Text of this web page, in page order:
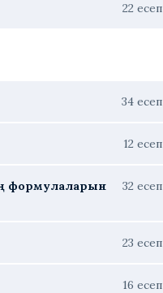
22 есеп
34 есеп
12 есеп
формулаларын
32 есеп
23 есеп
16 есеп